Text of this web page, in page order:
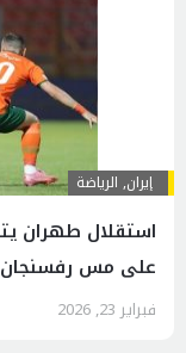
إيران, الرياضة
استقلال طهران
على مس رفسنجان
فبراير 23, 2026